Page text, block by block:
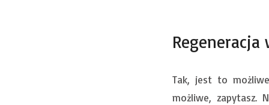
Tak, jest to
możliwe, zapytasz.